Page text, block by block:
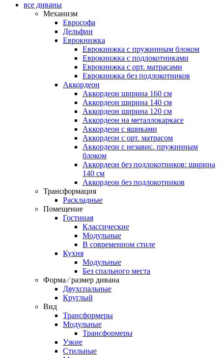
все диваны
Механизм
Еврософа
Дельфин
Еврокнижка
Еврокнижка с пружинным блоком
Еврокнижка с подлокотниками
Еврокнижка с орт. матрасами
Еврокнижка без подлокотников
Аккордеон
Аккордеон ширина 160 см
Аккордеон ширина 140 см
Аккордеон ширина 120 см
Аккордеон на металлокаркасе
Аккордеон c ящиками
Аккордеон c орт. матрасом
Аккордеон c независ. пружинным
блоком
Аккордеон без подлокотников: ширина
140 см
Аккордеон без подлокотников
Трансформация
Раскладные
Помещение
Гостиная
Классические
Модульные
В современном стиле
Кухня
Модульные
Без спального места
Форма ⁄ размер дивана
Двухспальные
Круглый
Вид
Трансформеры
Модульные
Трансформеры
Узкие
Стильные